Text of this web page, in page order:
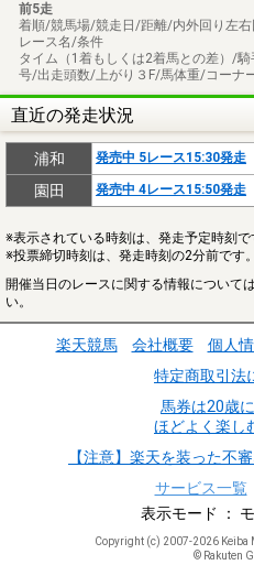
前5走
着順/競馬場/競走日/距離/内外回り左
レース名/条件
タイム（1着もしくは2着馬との差）/
号/出走頭数/上がり３F/馬体重/コーナ
直近の発走状況
浦和 発売中 5レース15:30発走
園田 発売中 4レース15:50発走
※表示されている時刻は、発走予定時刻で
※投票締切時刻は、発走時刻の2分前です。
開催当日のレースに関する情報について
い。
楽天競馬 会社概要 個人
特定商取引法
馬券は20歳
ほどよく楽し
【注意】楽天を装った不
サービス一覧
表示モード
Copyright (c) 2007-2026 Keiba
© Rakuten